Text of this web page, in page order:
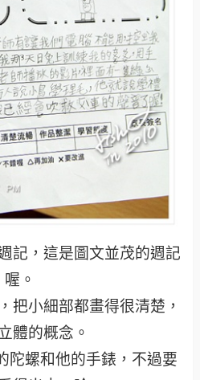
記，這是圖文並茂的週記
喔。
把小細部都畫得很清楚，
體的概念。
陀螺和他的手錶，不過要